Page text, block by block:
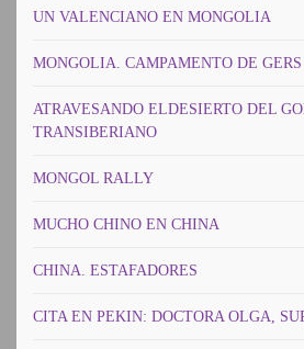
UN VALENCIANO EN MONGOLIA
MONGOLIA. CAMPAMENTO DE GERS
ATRAVESANDO ELDESIERTO DEL
TRANSIBERIANO
MONGOL RALLY
MUCHO CHINO EN CHINA
CHINA. ESTAFADORES
CITA EN PEKIN: DOCTORA OLGA,